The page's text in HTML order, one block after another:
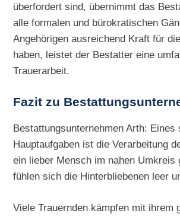
überfordert sind, übernimmt das
alle formalen und bürokratischen
Angehörigen ausreichend Kraft für
haben, leistet der Bestatter eine
Trauerarbeit.
Fazit zu
Bestattungsunternehmen Arth: Eines
Hauptaufgaben ist die Verarbeitung
ein lieber Mensch im nahen Umkreis
fühlen sich die Hinterbliebenen leer
Viele Trauernden kämpfen mit ihrem